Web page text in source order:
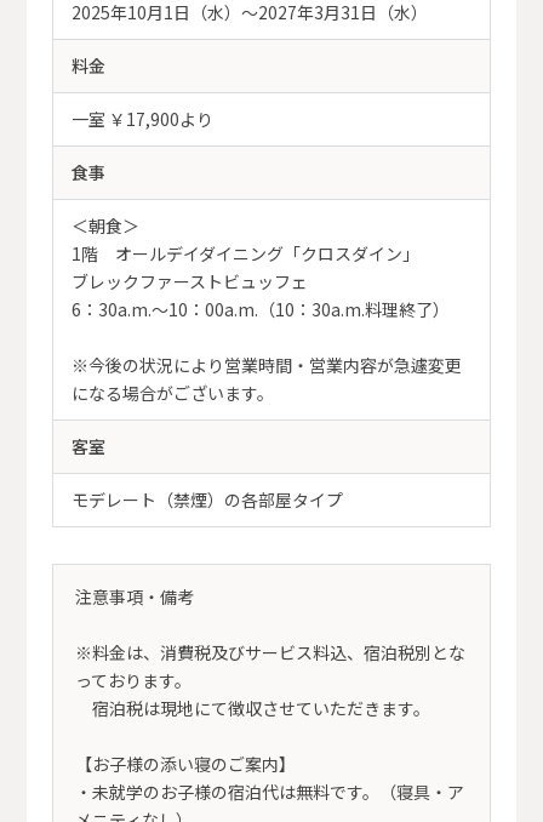
2025年10月1日（水）～2027年3月31日（水）
料金
一室 ￥17,900より
食事
＜朝食＞
1階 オールデイダイニング「クロスダイン」
ブレックファーストビュッフェ
6：30a.m.～10：00a.m.（10：30a.m.料理終了）
※今後の状況により営業時間・営業内容が急遽変更
になる場合がございます。
客室
モデレート（禁煙）の各部屋タイプ
注意事項・備考
※料金は、消費税及びサービス料込、宿泊税別とな
っております。
宿泊税は現地にて徴収させていただきます。
【お子様の添い寝のご案内】
・未就学のお子様の宿泊代は無料です。（寝具・ア